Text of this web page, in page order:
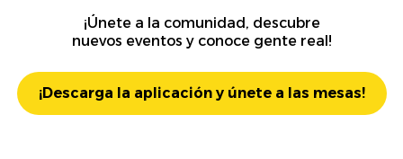
¡Únete a la comunidad, descubre
nuevos eventos y conoce gente real!
¡Descarga la aplicación y únete a las mesas!